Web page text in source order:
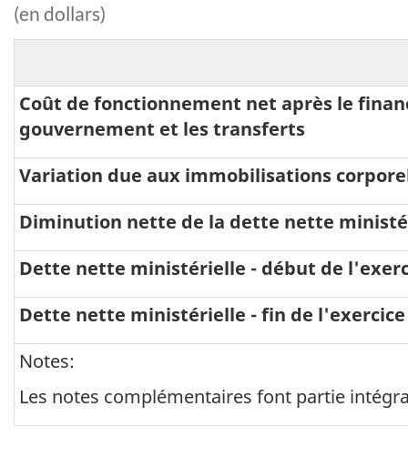
(en dollars)
Coût de fonctionnement net après le
gouvernement et les transferts
Variation due aux immobilisations
Diminution nette de la dette nette
Dette nette ministérielle - début de
Dette nette ministérielle - fin de l'exercice
Notes:
Les notes complémentaires font partie